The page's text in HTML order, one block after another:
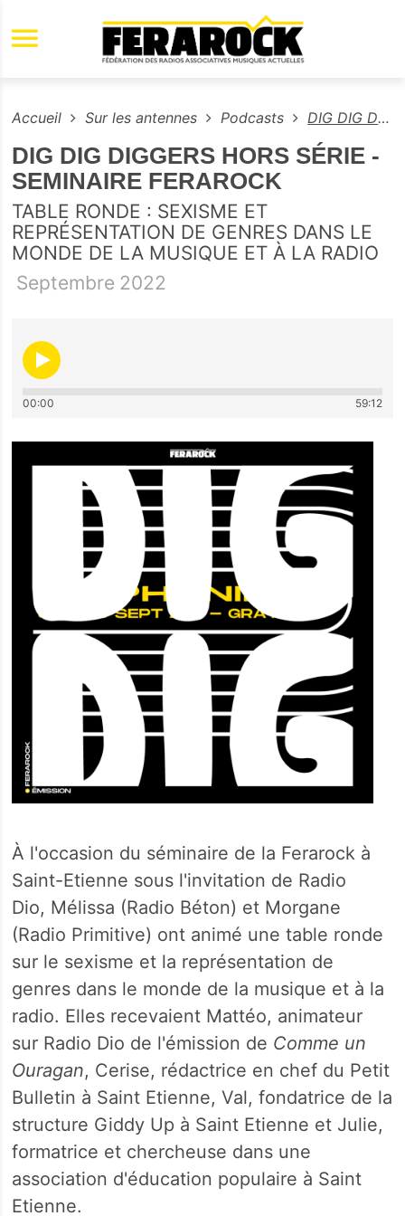
Aller au contenu principal
Accueil Sur les antennes Podcasts DIG DIG DIGGERS HORS SÉRIE - SEMINAIRE FERAROCK
DIG DIG DIGGERS HORS SÉRIE -
SEMINAIRE FERAROCK
TABLE RONDE : SEXISME ET
REPRÉSENTATION DE GENRES DANS LE
MONDE DE LA MUSIQUE ET À LA RADIO
Septembre 2022
00:00 59:12
À l'occasion du séminaire de la Ferarock à
Saint-Etienne sous l'invitation de Radio
Dio, Mélissa (Radio Béton) et Morgane
(Radio Primitive) ont animé une table ronde
sur le sexisme et la représentation de
genres dans le monde de la musique et à la
radio. Elles recevaient Mattéo, animateur
sur Radio Dio de l'émission de Comme un
Ouragan, Cerise, rédactrice en chef du Petit
Bulletin à Saint Etienne, Val, fondatrice de la
structure Giddy Up à Saint Etienne et Julie,
formatrice et chercheuse dans une
association d'éducation populaire à Saint
Etienne.